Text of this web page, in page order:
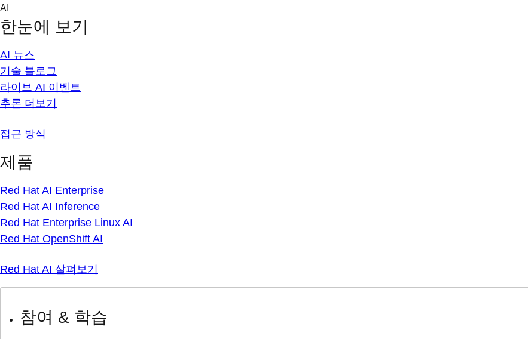
Skip
content
AI
한눈에 보기
AI 뉴스
기술 블로그
라이브 AI 이벤트
추론 더보기
접근 방식
제품
Red Hat AI Enterprise
Red Hat AI Inference
Red Hat Enterprise Linux AI
Red Hat OpenShift AI
Red Hat AI 살펴보기
참여 & 학습